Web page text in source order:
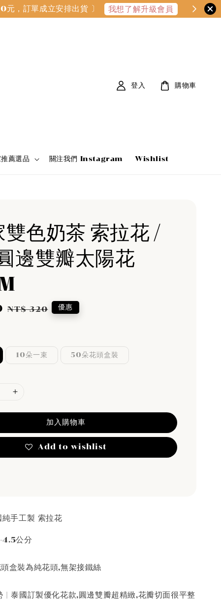
，訂單成立安排出貨 〕 我想了解升級會員
薦選品 關注我們 Instagram Wishlist
登入 購物車
色奶茶 索拉花 /
邊雙瓣太陽花
Regular
NT$ 320 優惠
10朵一束 50朵花頭盒裝
加入購物車
Add to wishlist
手工製 索拉花
4.5公分
盒裝為純花頭,無架接鐵絲
| 泰國訂製優化花款,圓邊雙瓣超精緻,花瓣切面很平整